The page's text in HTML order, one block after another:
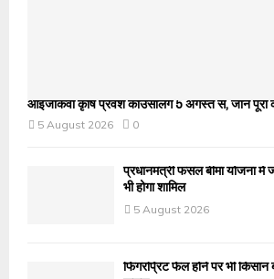
आईजीकेवी कृषि प्रवेश काउंसलिंग 5 अगस्त से, जानें पूरा
5 August 2026
0
प्रधानमंत्री फसल बीमा योजना में
भी होगा शामिल
5 August 2026
फिंगरप्रिंट फेल होने पर भी